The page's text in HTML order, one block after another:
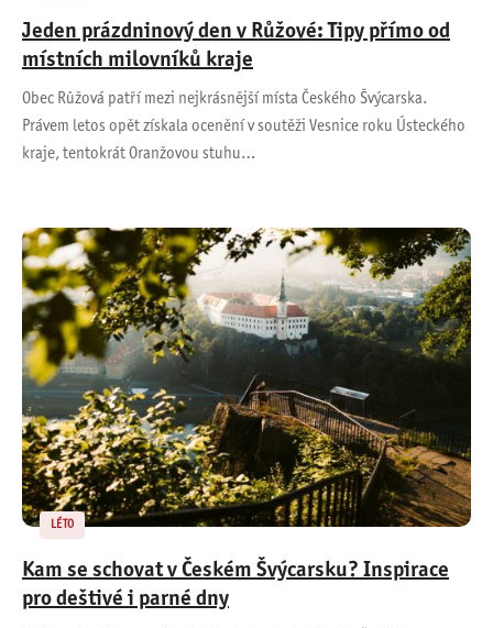
Jeden prázdninový den v Růžové: Tipy přímo od
místních milovníků kraje
Obec Růžová patří mezi nejkrásnější místa Českého Švýcarska.
Právem letos opět získala ocenění v soutěži Vesnice roku Ústeckého
kraje, tentokrát Oranžovou stuhu…
LÉTO
Kam se schovat v Českém Švýcarsku? Inspirace
pro deštivé i parné dny